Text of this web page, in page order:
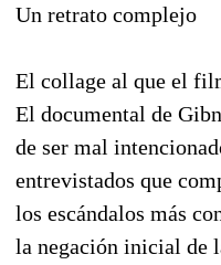
Un retrato complejo
El collage al que el
El documental de
de ser mal
entrevistados que
los escándalos más
la negación inicial de